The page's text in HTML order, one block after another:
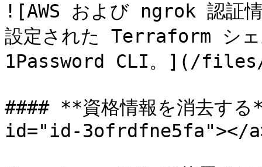
![AWS および ngrok 認証情
設定された Terraform シェ
1Password CLI。](/files/
#### **資格情報を消去
id="id-3ofrdfne5fa"></